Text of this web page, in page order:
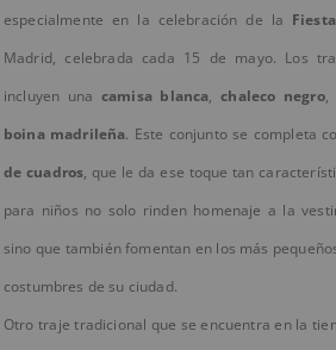
especialmente en la celebración de la
Madrid, celebrada cada 15 de mayo. Los
incluyen una camisa blanca,chaleco negro,
boina madrileña. Este conjunto se completa
de cuadros, que le da ese toque tan
para niños no solo rinden homenaje a la
sino que también fomentan en los más
costumbres de su ciudad.
Otro traje tradicional que se encuentra en la